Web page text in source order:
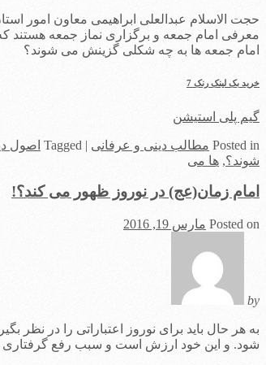
معرفی امام جمعه و برگزاری نماز جمعه هستند
امام جمعه ها به چه شکلی گزینش می شوند؟
خرید بک لینک رنک 7
گیم پلی استیشن
Posted in مطالب دینی و عرفانی |
Tagged اصول
شوند؟, ها می
امام زمان(عج) در نوروز ظهور می کند؟!
Posted on مارس 19, 2016
by
به هر حال باید برای نوروز اعتباراتی را در
شود. و این خود ارزش است و سبب رفع